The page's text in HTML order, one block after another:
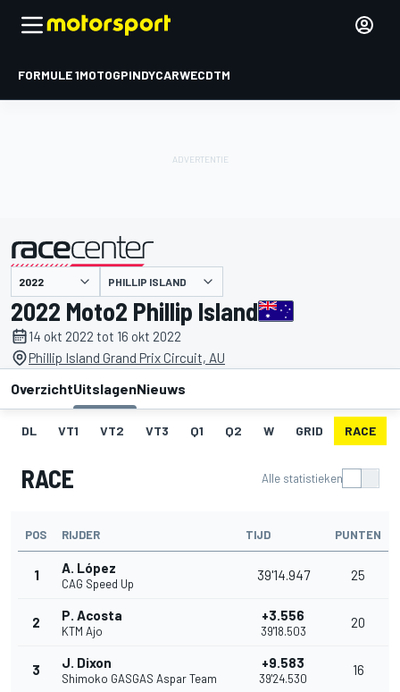
FORMULE 1MOTOGPINDYCARWECDTM
gepresenteerd door PHILLIP ISLAND
2022 Moto2 Phillip Island
14 okt 2022 tot 16 okt 2022
Phillip Island Grand Prix Circuit, AU
OverzichtUitslagenNieuws
DL VT1 VT2 VT3 Q1 Q2 W GRID RACE
RACE Alle statistieken
POS RIJDER TIJD PUNTEN
1 A. López
CAG Speed Up
39'14.947 25
2 P. Acosta
KTM Ajo
+3.556
39'18.503
20
3 J. Dixon
Shimoko GASGAS Aspar Team
+9.583
39'24.530
16